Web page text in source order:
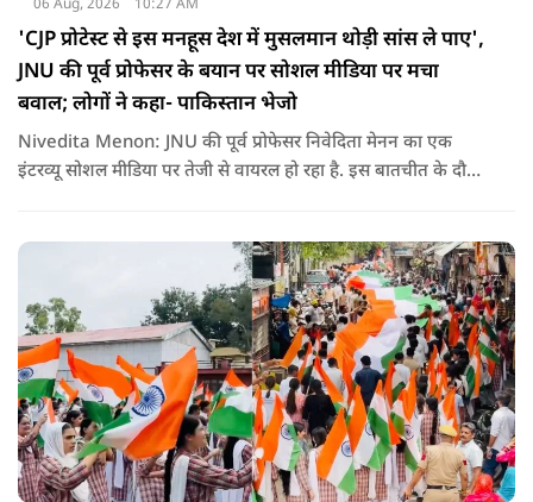
06 Aug, 2026 10:27 AM
'CJP प्रोटेस्ट से इस मनहूस देश में मुसलमान थोड़ी सांस ले पाए',
JNU की पूर्व प्रोफेसर के बयान पर सोशल मीडिया पर मचा
बवाल; लोगों ने कहा- पाकिस्तान भेजो
Nivedita Menon: JNU की पूर्व प्रोफेसर निवेदिता मेनन का एक
इंटरव्यू सोशल मीडिया पर तेजी से वायरल हो रहा है. इस बातचीत के दौरान
ज्यादा विवाद खड़ा कर दिया.